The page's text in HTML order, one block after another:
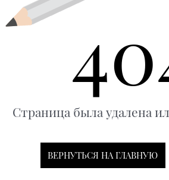
Страница была удалена
ВЕРНУТЬСЯ НА ГЛАВНУЮ